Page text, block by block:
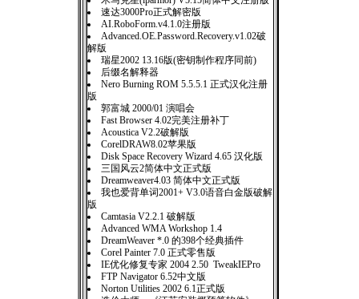
速达3000Pro正式解密版
AI.RoboForm.v4.1.0注册版
Advanced.OE.Password.Recovery.v1.02破
解版
瑞星2002 13.16版(密钥制作程序同前)
后缀名解释器
Nero Burning ROM 5.5.5.1 正式汉化注册
版
郭富城 2000/01 演唱会
Fast Browser 4.02完美注册补丁
Acoustica V2.2破解版
CorelDRAW8.02苹果版
Disk Space Recovery Wizard 4.65 汉化版
三国风云2简体中文正式版
Dreamweaver4.03 简体中文正式版
我也爱背单词2001+ V3.0语音白金版破解
版
Camtasia V2.2.1 破解版
Advanced WMA Workshop 1.4
DreamWeaver *.0 的398个经典插件
Corel Painter 7.0 正式零售版
IE优化修复专家 2004 2.50 TweakIEPro
FTP Navigator 6.52中文版
Norton Utilities 2002 6.1正式版